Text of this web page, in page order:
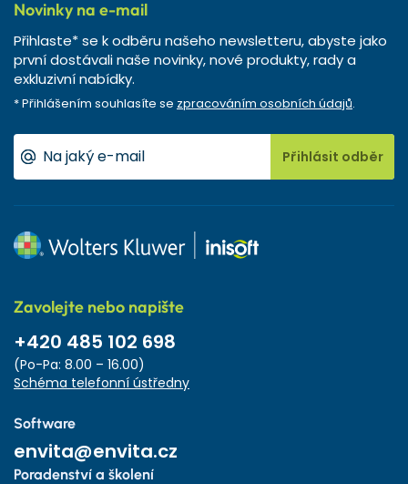
Novinky na e-mail
Přihlaste* se k odběru našeho newsletteru, abyste jako
první dostávali naše novinky, nové produkty, rady a
exkluzivní nabídky.
* Přihlášením souhlasíte se zpracováním osobních údajů.
Přihlásit odběr
Zavolejte nebo napište
+420 485 102 698
(Po-Pa: 8.00 – 16.00)
Schéma telefonní ústředny
Software
envita@envita.cz
Poradenství a školení